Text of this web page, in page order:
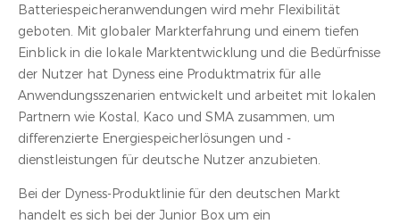
Batteriespeicheranwendungen wird mehr Flexibilität
geboten. Mit globaler Markterfahrung und einem tiefen
Einblick in die lokale Marktentwicklung und die Bedürfnisse
der Nutzer hat Dyness eine Produktmatrix für alle
Anwendungsszenarien entwickelt und arbeitet mit lokalen
Partnern wie Kostal, Kaco und SMA zusammen, um
differenzierte Energiespeicherlösungen und -
dienstleistungen für deutsche Nutzer anzubieten.
Bei der Dyness-Produktlinie für den deutschen Markt
handelt es sich bei der Junior Box um ein